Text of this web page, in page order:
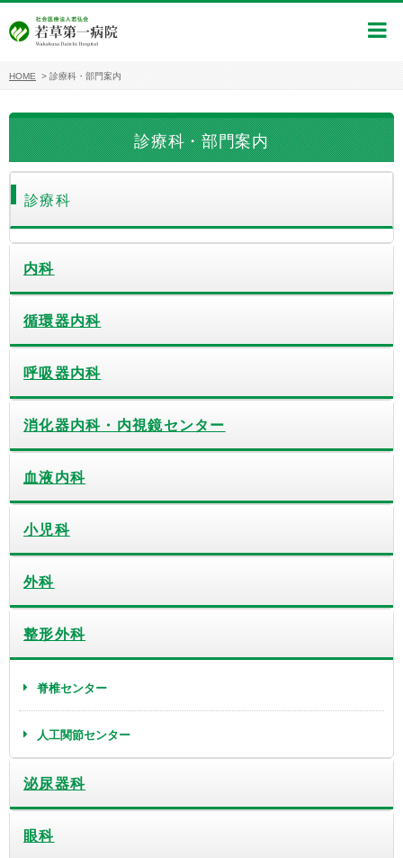
HOME > 診療科・部門案内
診療科・部門案内
診療科
内科
循環器内科
呼吸器内科
消化器内科・内視鏡センター
血液内科
小児科
外科
整形外科
脊椎センター
人工関節センター
泌尿器科
眼科